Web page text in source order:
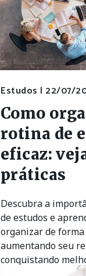
Estudos | 22/07/
Como
rotina de
eficaz:
práticas
Descubra a
de estudos e
organizar de
aumentando seu
conquistando